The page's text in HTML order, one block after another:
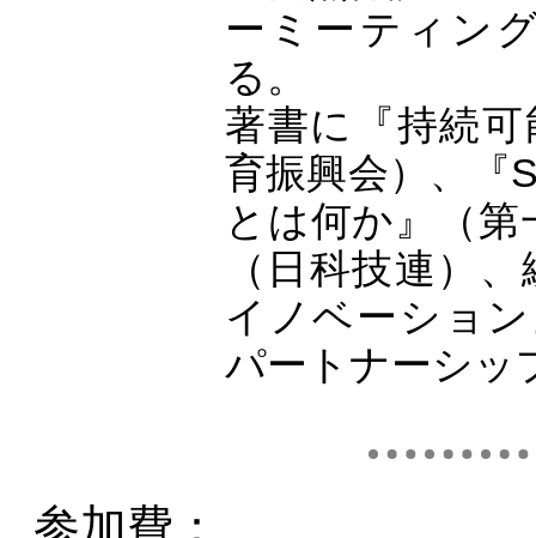
ーミーティン
る。
著書に『持続
育振興会）、『
とは何か』（
（日科技連）
イノベーショ
パートナーシッ